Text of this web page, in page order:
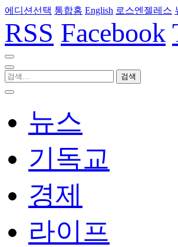
에디션선택 통합홈 English 로스엔젤레스
RSS Facebook
뉴스
기독교
경제
라이프